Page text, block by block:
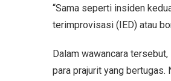
“Sama seperti insiden
terimprovisasi (IED) atau
Dalam wawancara
para prajurit yang bertugas.